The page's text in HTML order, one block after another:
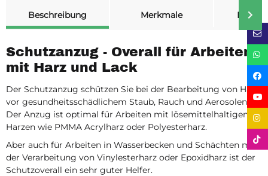
Beschreibung
Merkmale
Schutzanzug - Overall für Arbeiten
mit Harz und Lack
Der Schutzanzug schützen Sie bei der Bearbeitung von Harz
vor gesundheitsschädlichem Staub, Rauch und Aerosolen.
Der Anzug ist optimal für Arbeiten mit lösemittelhaltigen
Harzen wie PMMA Acrylharz oder Polyesterharz.
Aber auch für Arbeiten in Wasserbecken und Schächten mit
der Verarbeitung von Vinylesterharz oder Epoxidharz ist der
Schutzoverall ein sehr guter Helfer.